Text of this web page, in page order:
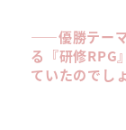
――優勝テー
る『研修RPG
ていたのでし